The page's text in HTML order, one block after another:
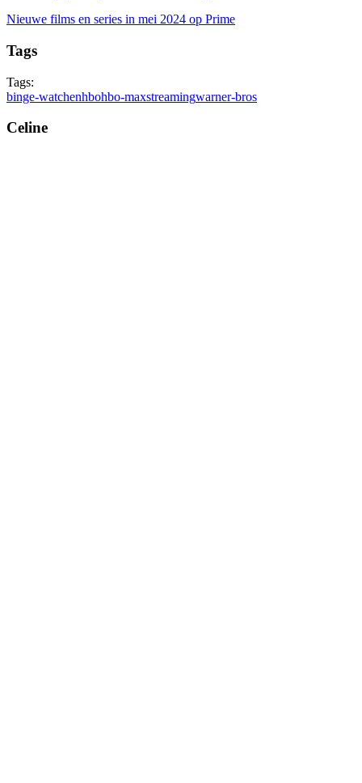
Nieuwe films en series in mei 2024 op Prime
Tags
Tags:
binge-watchenhbohbo-maxstreamingwarner-bros
Celine